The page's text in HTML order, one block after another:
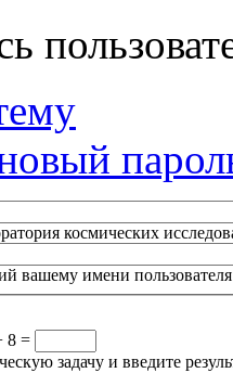
космических
вашему имени
8 =
задачу и введите